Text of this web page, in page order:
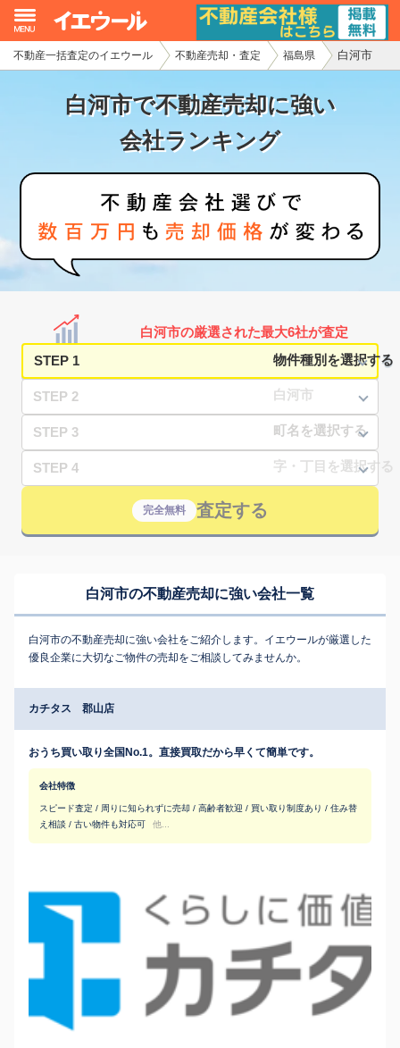
不動産一括査定のイエウール 不動産売却・査定 福島県 白河市
白河市で不動産売却に強い
会社ランキング
白河市の厳選された最大6社が査定
STEP 1
STEP 2
STEP 3
STEP 4
完全無料 査定する
白河市の不動産売却に強い会社一覧
白河市の不動産売却に強い会社をご紹介します。イエウールが厳選した
優良企業に大切なご物件の売却をご相談してみませんか。
カチタス 郡山店
おうち買い取り全国No.1。直接買取だから早くて簡単です。
会社特徴
スピード査定 / 周りに知られずに売却 / 高齢者歓迎 / 買い取り制度あり / 住み替
え相談 / 古い物件も対応可
他...
イエウール加盟希望の不動産会社様
初めての方へ
不動産の売却・一括査定
家査定シミュレーター
お問い合わせ